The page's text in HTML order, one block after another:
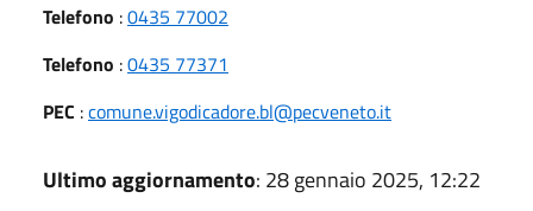
Telefono :0435 77002
Telefono :0435 77371
PEC :comune.vigodicadore.bl@pecveneto.it
Ultimo aggiornamento: 28 gennaio 2025, 12:22